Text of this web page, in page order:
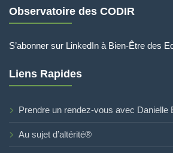
Observatoire des CODIR
S’abonner sur LinkedIn à Bien-Être des
Liens Rapides
Prendre un rendez-vous avec Danielle
Au sujet d’altérité®